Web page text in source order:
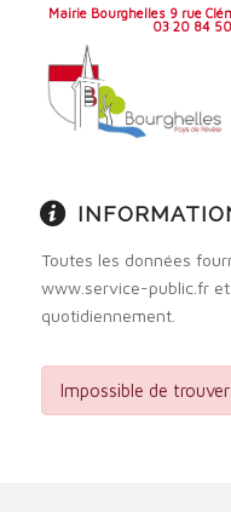
Mairie Bourghelles 9 rue
03 20 84
Toutes les données
www.service-public.fr
quotidiennement.
Impossible de